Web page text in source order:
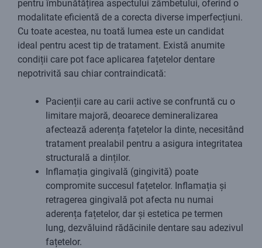
pentru îmbunătățirea aspectului zâmbetului, oferind o
modalitate eficientă de a corecta diverse imperfecțiuni.
Cu toate acestea, nu toată lumea este un candidat
ideal pentru acest tip de tratament. Există anumite
condiții care pot face aplicarea fațetelor dentare
nepotrivită sau chiar contraindicată:
Pacienții care au carii active se confruntă cu o
limitare majoră, deoarece demineralizarea
afectează aderența fațetelor la dinte, necesitând
tratament prealabil pentru a asigura integritatea
structurală a dinților.
Inflamația gingivală (gingivită) poate
compromite succesul fațetelor. Inflamația și
retragerea gingivală pot afecta nu numai
aderența fațetelor, dar și estetica pe termen
lung, dezvăluind rădăcinile dentare sau adezivul
fațetelor.